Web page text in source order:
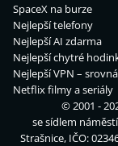
SpaceX na burze
Nejlepší telefony
Nejlepší AI zdarma
Nejlepší chytré
Nejlepší VPN –
Netflix filmy a seriály
© 2001 -
se sídlem
Strašnice, IČO: